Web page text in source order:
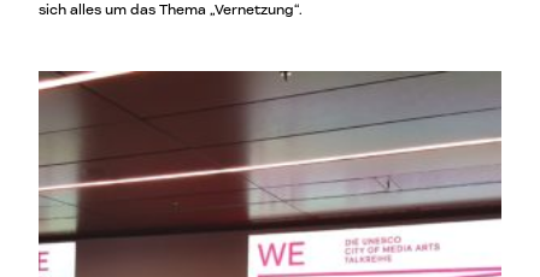
sich alles um das Thema „Vernetzung“.